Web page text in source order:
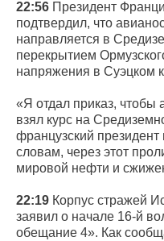
22:56 Президент
подтвердил, что
направляется в
перекрытием
напряжения в Суэцком
«Я отдал приказ, чтобы
взял курс на
французский
словам, через этот
мировой нефти и
22:19 Корпус стражей
заявил о начале 16-й
обещание 4». Как